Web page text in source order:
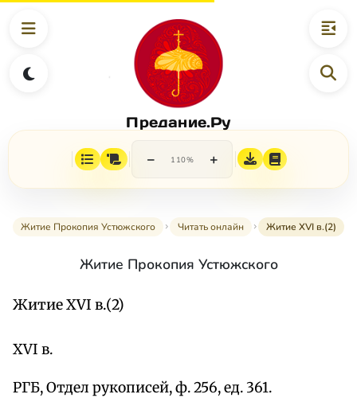
Предание.Ру
− 110% +
Житие Прокопия Устюжского Читать онлайн Житие XVI в.(2)
Житие Прокопия Устюжского
Житие XVI в.(2)
XVI в.
РГБ, Отдел рукописей, ф. 256, ед. 361.